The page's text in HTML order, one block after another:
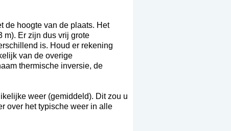
de hoogte van de plaats. Het
m). Er zijn dus vrij grote
is. Houd er rekening
van de overige
thermische inversie, de
weer (gemiddeld). Dit zou u
over het typische weer in alle